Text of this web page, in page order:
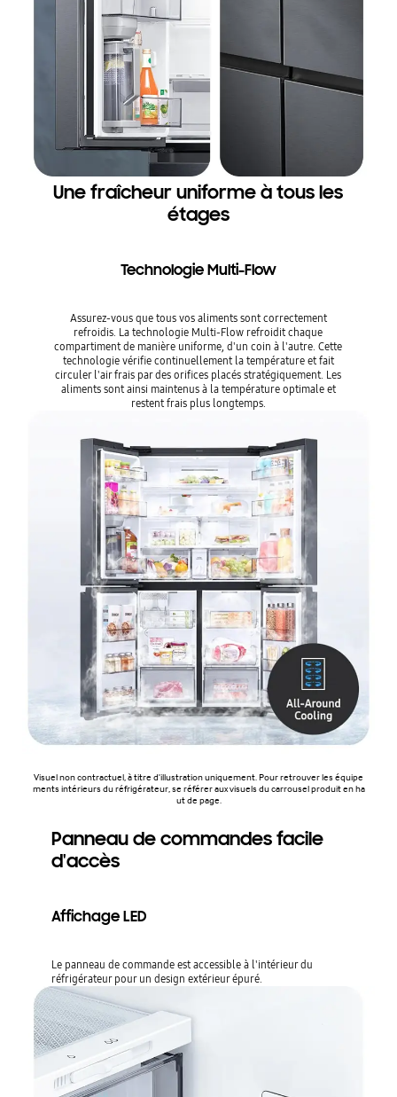
Une fraîcheur uniforme à tous les
étages
Technologie Multi-Flow
Assurez-vous que tous vos aliments sont correctement
refroidis. La technologie Multi-Flow refroidit chaque
compartiment de manière uniforme, d'un coin à l'autre. Cette
technologie vérifie continuellement la température et fait
circuler l'air frais par des orifices placés stratégiquement. Les
aliments sont ainsi maintenus à la température optimale et
restent frais plus longtemps.
Visuel non contractuel, à titre d'illustration uniquement. Pour retrouver les équipe
ments intérieurs du réfrigérateur, se référer aux visuels du carrousel produit en ha
ut de page.
Panneau de commandes facile
d'accès
Affichage LED
Le panneau de commande est accessible à l'intérieur du
réfrigérateur pour un design extérieur épuré.